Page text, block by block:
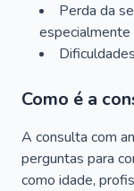
Perda da
Como é a
A consulta com
perguntas para
como idade,